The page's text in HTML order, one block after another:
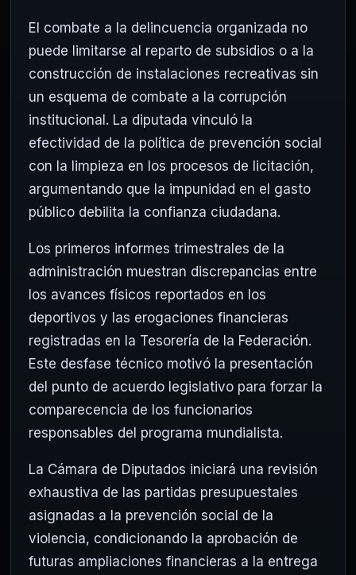
El combate a la delincuencia organizada no
puede limitarse al reparto de subsidios o a la
construcción de instalaciones recreativas sin
un esquema de combate a la corrupción
institucional. La diputada vinculó la
efectividad de la política de prevención social
con la limpieza en los procesos de licitación,
argumentando que la impunidad en el gasto
público debilita la confianza ciudadana.
Los primeros informes trimestrales de la
administración muestran discrepancias entre
los avances físicos reportados en los
deportivos y las erogaciones financieras
registradas en la Tesorería de la Federación.
Este desfase técnico motivó la presentación
del punto de acuerdo legislativo para forzar la
comparecencia de los funcionarios
responsables del programa mundialista.
La Cámara de Diputados iniciará una revisión
exhaustiva de las partidas presupuestales
asignadas a la prevención social de la
violencia, condicionando la aprobación de
futuras ampliaciones financieras a la entrega